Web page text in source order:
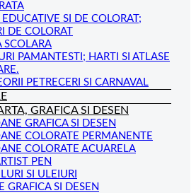
SI DE COLORAT;
DE COLORAT
SCOLARA
PAMANTESTI; HARTI SI ATLASE
PETRECERI SI CARNAVAL
GRAFICA SI DESEN
GRAFICA SI DESEN
COLORATE PERMANENTE
COLORATE ACUARELA
PEN
SI ULEIURI
GRAFICA SI DESEN